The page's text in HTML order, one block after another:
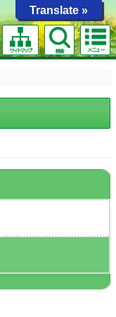
サイトマップ 検索 メニュー
Translate »